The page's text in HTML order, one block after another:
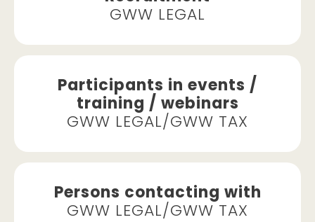
GWW LEGAL
Participants in events /
training / webinars
GWW LEGAL/GWW TAX
Persons contacting with
GWW LEGAL/GWW TAX